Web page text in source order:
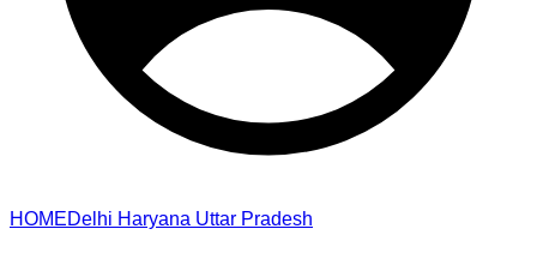
HOMEDelhi Haryana Uttar Pradesh